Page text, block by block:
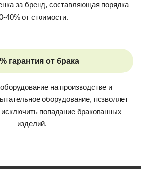
за бренд, составляющая порядка
40% от стоимости.
гарантия от брака
на производстве и
оборудование, позволяет
попадание бракованных
изделий.